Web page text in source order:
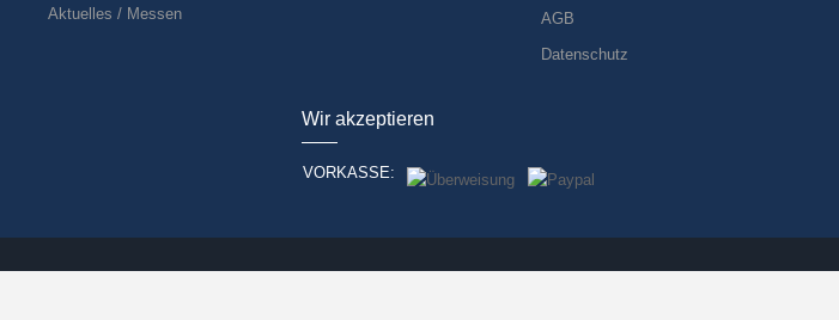
Aktuelles / Messen
AGB
Datenschutz
Wir akzeptieren
VORKASSE: